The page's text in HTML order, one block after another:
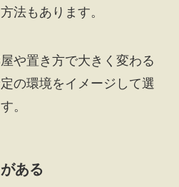
法もあります。
や置き方で大きく変わる
の環境をイメージして選
。
ある